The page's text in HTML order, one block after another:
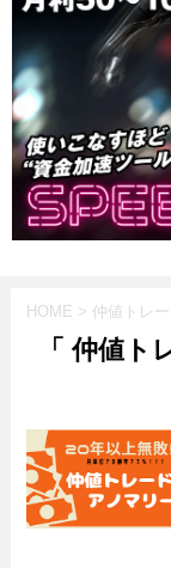
HOME > 仲値トレー
「 仲値ト